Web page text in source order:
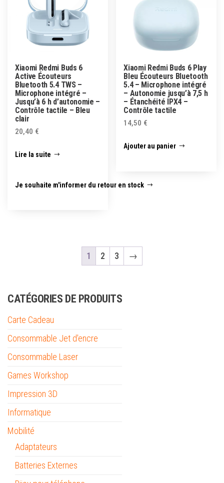
Xiaomi Redmi Buds 6
Active Écouteurs
Bluetooth 5.4 TWS –
Microphone intégré –
Jusqu’à 6 h d’autonomie –
Contrôle tactile – Bleu
clair
20,40 €
Lire la suite
Je souhaite m'informer du retour en stock
Xiaomi Redmi Buds 6 Play
Bleu Écouteurs Bluetooth
5.4 – Microphone intégré
– Autonomie jusqu’à 7,5 h
– Étanchéité IPX4 –
Contrôle tactile
14,50 €
Ajouter au panier
1 2 3 →
CATÉGORIES DE PRODUITS
Carte Cadeau
Consommable Jet d'encre
Consommable Laser
Games Workshop
Impression 3D
Informatique
Mobilité
Adaptateurs
Batteries Externes